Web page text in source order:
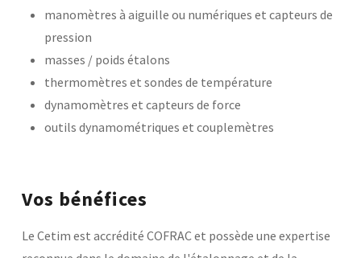
Charte développement durable
Égalité Femmes/Hommes
Données personnelles
Conditions générales de vente
Avis d'achat
manomètres à aiguille ou numériques et capteurs de
pression
masses / poids étalons
thermomètres et sondes de température
dynamomètres et capteurs de force
outils dynamométriques et couplemètres
Vos bénéfices
Le Cetim est accrédité COFRAC et possède une expertise